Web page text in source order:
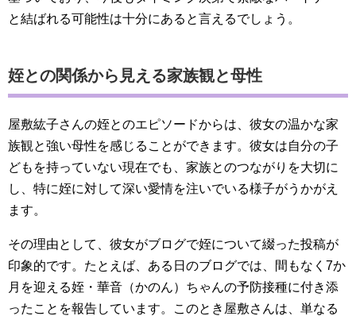
と結ばれる可能性は十分にあると言えるでしょう。
姪との関係から見える家族観と母性
屋敷紘子さんの姪とのエピソードからは、彼女の温かな家
族観と強い母性を感じることができます。彼女は自分の子
どもを持っていない現在でも、家族とのつながりを大切に
し、特に姪に対して深い愛情を注いでいる様子がうかがえ
ます。
その理由として、彼女がブログで姪について綴った投稿が
印象的です。たとえば、ある日のブログでは、間もなく7か
月を迎える姪・華音（かのん）ちゃんの予防接種に付き添
ったことを報告しています。このとき屋敷さんは、単なる